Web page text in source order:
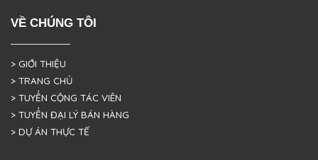
VỀ CHÚNG TÔI
> GIỚI THIỆU
> TRANG CHỦ
> TUYỂN CỘNG TÁC VIÊN
> TUYỂN ĐẠI LÝ BÁN HÀNG
> DỰ ÁN THỰC TẾ